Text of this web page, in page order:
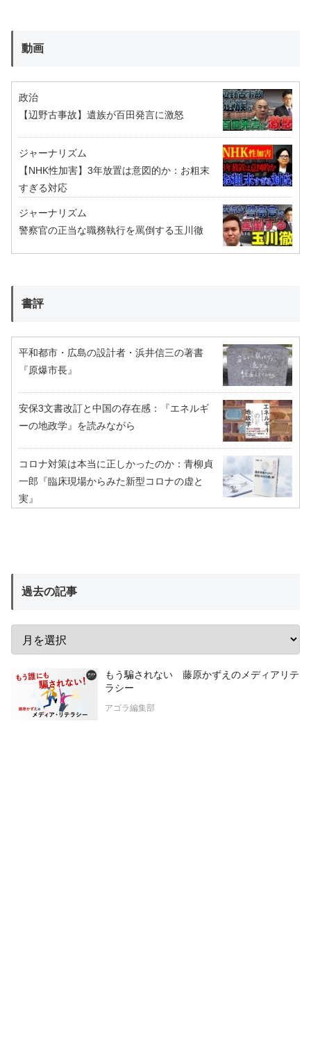
動画
政治
【辺野古事故】遺族が百田発言に激怒
ジャーナリズム
【NHK性加害】3年放置は意図的か：お粗末
すぎる対応
ジャーナリズム
警察官の正当な職務執行を罵倒する玉川徹
書評
平和都市・広島の設計者・浜井信三の著書
『原爆市長』
安保3文書改訂と中国の存在感：『エネルギ
ーの地政学』を読みながら
コロナ対策は本当に正しかったのか：青柳貞
一郎『臨床現場からみた新型コロナの虚と
実』
過去の記事
もう騙されない 藤原かずえのメディアリテ
ラシー
アゴラ編集部